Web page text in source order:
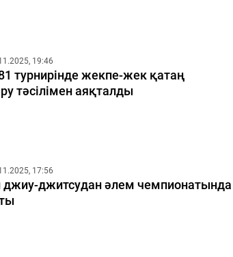
19:46
турнирінде жекпе-жек қатаң
тәсілімен аяқталды
17:56
джиу-джитсудан әлем чемпионатында